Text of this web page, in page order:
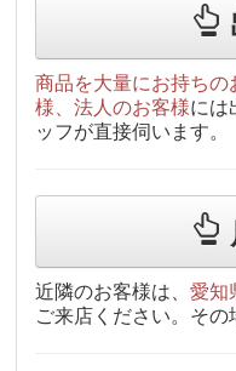
商品を大量にお持ち
様、法人のお客様には
ッフが直接伺います。
近隣のお客様は、愛知
ご来店ください。その